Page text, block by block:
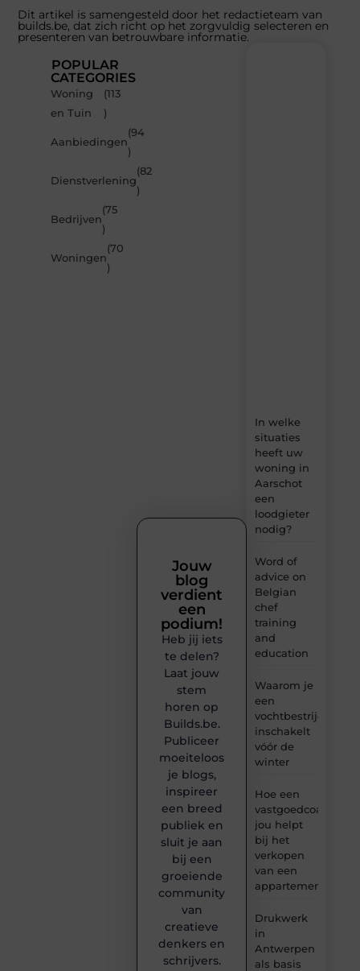
Dit artikel is samengesteld door het redactieteam van
builds.be, dat zich richt op het zorgvuldig selecteren en
presenteren van betrouwbare informatie.
POPULAR
CATEGORIES
Woning
en Tuin
(113
)
Aanbiedingen
(94
)
Dienstverlening
(82
)
Bedrijven
(75
)
Woningen
(70
)
In welke
situaties
heeft uw
woning in
Aarschot
een
loodgieter
nodig?
Word of
advice on
Belgian
chef
training
and
education
Waarom je
een
inschakelt
vóór de
winter
Hoe een
vastgoedcoach
jou helpt
bij het
verkopen
van een
appartement
Drukwerk
in
Antwerpen
als basis
Jouw
blog
verdient
een
podium!
Heb jij iets
te delen?
Laat jouw
stem
horen op
Builds.be.
Publiceer
moeiteloos
je blogs,
inspireer
een breed
publiek en
sluit je aan
bij een
groeiende
community
van
creatieve
denkers en
schrijvers.